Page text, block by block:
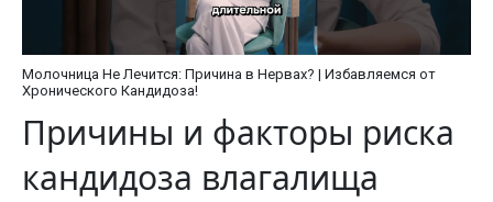
Молочница Не Лечится: Причина в Нервах? | Избавляемся от
Хронического Кандидоза!
Причины и факторы риска
кандидоза влагалища